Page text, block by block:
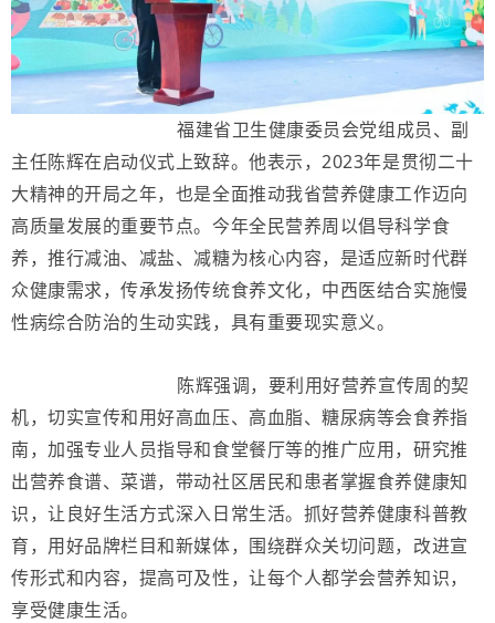
福建省卫生健康委员会党组成员、副
主任陈辉在启动仪式上致辞。他表示，2023年是贯彻二十
大精神的开局之年，也是全面推动我省营养健康工作迈向
高质量发展的重要节点。今年全民营养周以倡导科学食
养，推行减油、减盐、减糖为核心内容，是适应新时代群
众健康需求，传承发扬传统食养文化，中西医结合实施慢
性病综合防治的生动实践，具有重要现实意义。
陈辉强调，要利用好营养宣传周的契
机，切实宣传和用好高血压、高血脂、糖尿病等会食养指
南，加强专业人员指导和食堂餐厅等的推广应用，研究推
出营养食谱、菜谱，带动社区居民和患者掌握食养健康知
识，让良好生活方式深入日常生活。抓好营养健康科普教
育，用好品牌栏目和新媒体，围绕群众关切问题，改进宣
传形式和内容，提高可及性，让每个人都学会营养知识，
享受健康生活。